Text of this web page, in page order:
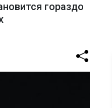
гораздо